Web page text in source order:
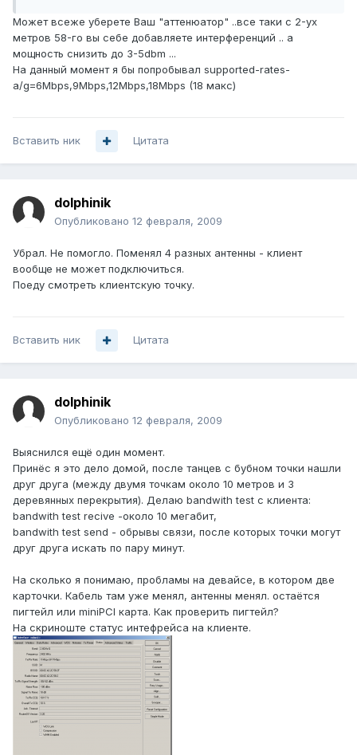
Может всеже уберете Ваш "аттенюатор" ..все таки с 2-ух
метров 58-го вы себе добавляете интерференций .. а
мощность снизить до 3-5dbm ...
На данный момент я бы попробывал supported-rates-
a/g=6Mbps,9Mbps,12Mbps,18Mbps (18 макс)
Вставить ник Цитата
dolphinik
Опубликовано 12 февраля, 2009
Убрал. Не помогло. Поменял 4 разных антенны - клиент
вообще не может подключиться.
Поеду смотреть клиентскую точку.
Вставить ник Цитата
dolphinik
Опубликовано 12 февраля, 2009
Выяснился ещё один момент.
Принёс я это дело домой, после танцев с бубном точки нашли
друг друга (между двумя точкам около 10 метров и 3
деревянных перекрытия). Делаю bandwith test с клиента:
bandwith test recive -около 10 мегабит,
bandwith test send - обрывы связи, после которых точки могут
друг друга искать по пару минут.
На сколько я понимаю, пробламы на девайсе, в котором две
карточки. Кабель там уже менял, антенны менял. остаётся
пигтейл или miniPCI карта. Как проверить пигтейл?
На скриноште статус интефрейса на клиенте.